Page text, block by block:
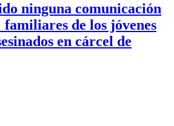
ninguna comunicación
de los jóvenes
en cárcel de